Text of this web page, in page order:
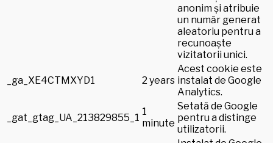
anonim și atribuie
un număr generat
aleatoriu pentru a
recunoaște
vizitatorii unici.
_ga_XE4CTMXYD1 2 years
Acest cookie este
instalat de Google
Analytics.
_gat_gtag_UA_213829855_1
1
minute
Setată de Google
pentru a distinge
utilizatorii.